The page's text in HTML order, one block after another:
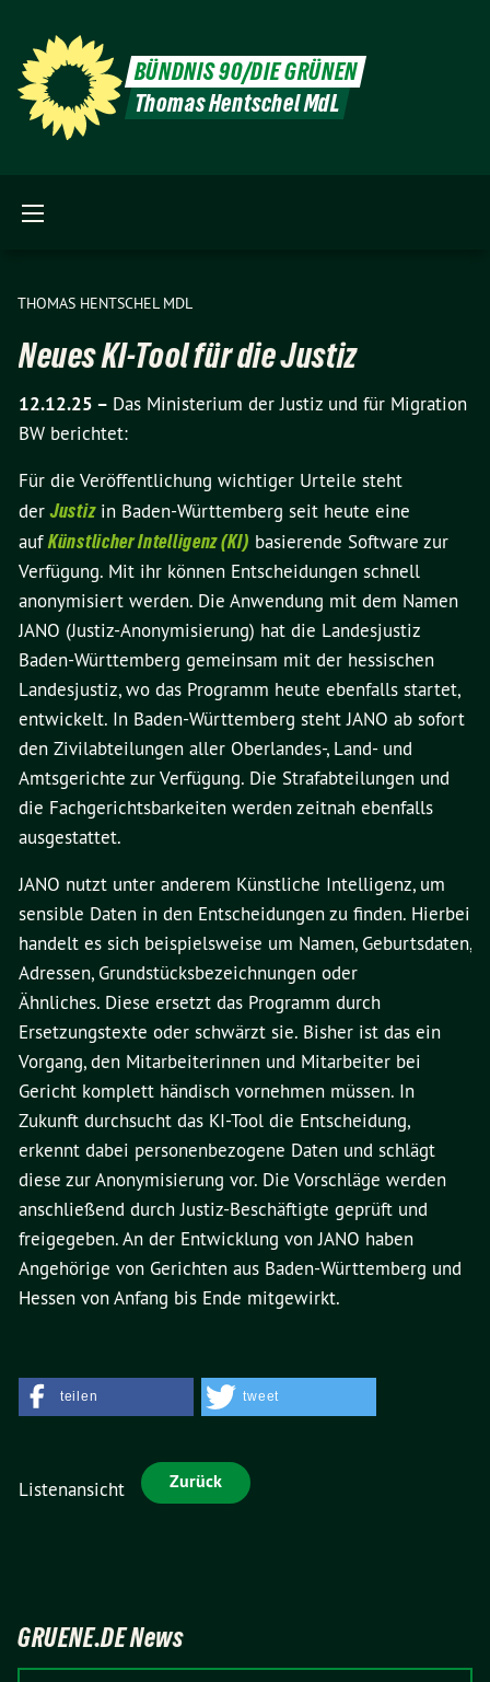
BÜNDNIS 90/DIE GRÜNEN
Thomas Hentschel MdL
THOMAS HENTSCHEL MDL
Neues KI-Tool für die Justiz
12.12.25 – Das Ministerium der Justiz und für Migration
BW berichtet:
Für die Veröffentlichung wichtiger Urteile steht
derJustizin Baden-Württemberg seit heute eine
aufKünstlicher Intelligenz (KI) basierende Software zur
Verfügung. Mit ihr können Entscheidungen schnell
anonymisiert werden. Die Anwendung mit dem Namen
JANO (Justiz-Anonymisierung) hat die Landesjustiz
Baden-Württemberg gemeinsam mit der hessischen
Landesjustiz, wo das Programm heute ebenfalls startet,
entwickelt. In Baden-Württemberg steht JANO ab sofort
den Zivilabteilungen aller Oberlandes-, Land- und
Amtsgerichte zur Verfügung. Die Strafabteilungen und
die Fachgerichtsbarkeiten werden zeitnah ebenfalls
ausgestattet.
JANO nutzt unter anderem Künstliche Intelligenz, um
sensible Daten in den Entscheidungen zu finden. Hierbei
handelt es sich beispielsweise um Namen, Geburtsdaten,
Adressen, Grundstücksbezeichnungen oder
Ähnliches. Diese ersetzt das Programm durch
Ersetzungstexte oder schwärzt sie. Bisher ist das ein
Vorgang, den Mitarbeiterinnen und Mitarbeiter bei
Gericht komplett händisch vornehmen müssen. In
Zukunft durchsucht das KI-Tool die Entscheidung,
erkennt dabei personenbezogene Daten und schlägt
diese zur Anonymisierung vor. Die Vorschläge werden
anschließend durch Justiz-Beschäftigte geprüft und
freigegeben. An der Entwicklung von JANO haben
Angehörige von Gerichten aus Baden-Württemberg und
Hessen von Anfang bis Ende mitgewirkt.
teilen tweet
Listenansicht Zurück
GRUENE.DE News